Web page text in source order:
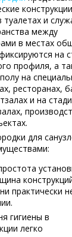
и
между
в местах
на
профиля, а
на
ресторанах,
и на
для
практически
гигиены в
легко